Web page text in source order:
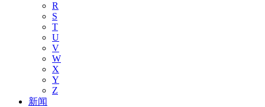
R
S
T
U
V
W
X
Y
Z
新闻